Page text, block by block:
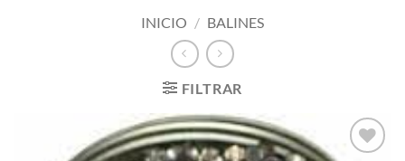
INICIO / BALINES
FILTRAR